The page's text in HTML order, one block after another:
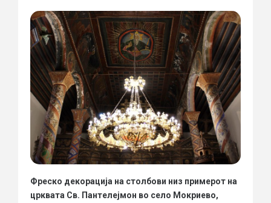
Фреско декорација на столбови низ примерот на
црквата Св. Пантелејмон во село Мокриево,